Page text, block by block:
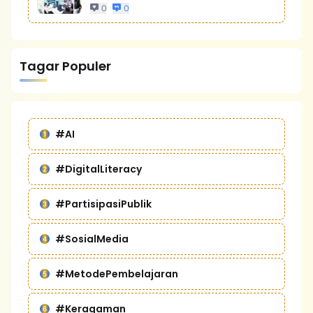
Bisnis Yang Lebih Kompetitif
0 0
Tagar Populer
#AI
#DigitalLiteracy
#PartisipasiPublik
#SosialMedia
#MetodePembelajaran
#Keragaman